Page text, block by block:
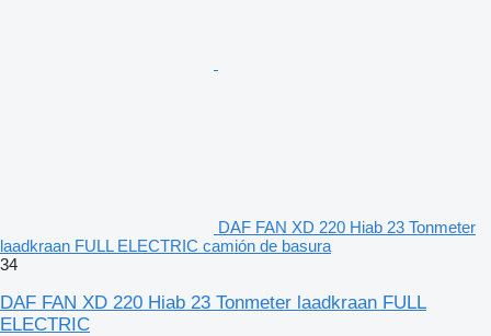
DAF FAN XD 220 Hiab 23 Tonmeter
laadkraan FULL ELECTRIC camión de basura
34
DAF FAN XD 220 Hiab 23 Tonmeter laadkraan FULL
ELECTRIC